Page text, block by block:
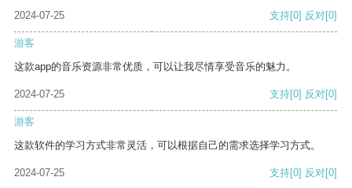
2024-07-25
支持[0] 反对[0]
游客
这款app的音乐资源非常优质，可以让我尽情享受音乐的魅力。
2024-07-25 支持[0] 反对[0]
游客
这款软件的学习方式非常灵活，可以根据自己的需求选择学习方式。
2024-07-25 支持[0] 反对[0]